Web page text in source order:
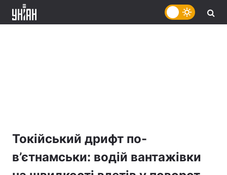
Токійський дрифт по-
в’єтнамськи: водій вантажівки